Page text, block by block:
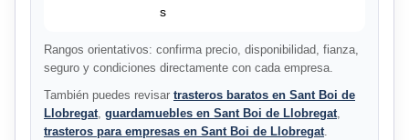
s
Rangos orientativos: confirma precio, disponibilidad, fianza,
seguro y condiciones directamente con cada empresa.
También puedes revisar trasteros baratos en Sant Boi de
Llobregat, guardamuebles en Sant Boi de Llobregat,
trasteros para empresas en Sant Boi de Llobregat.